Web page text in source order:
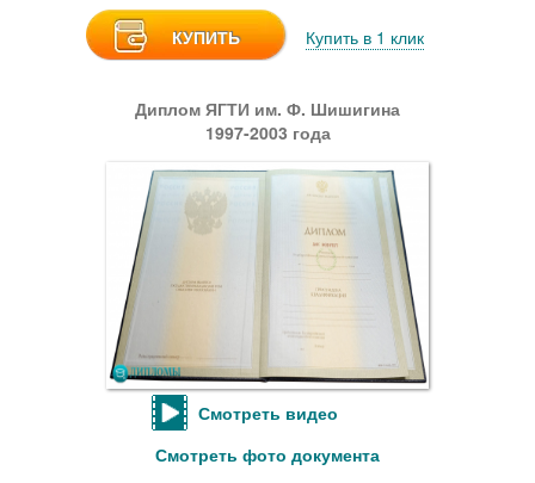
КУПИТЬ Купить в 1 клик
Диплом ЯГТИ им. Ф. Шишигина
1997-2003 года
Смотреть видео
Смотреть фото документа